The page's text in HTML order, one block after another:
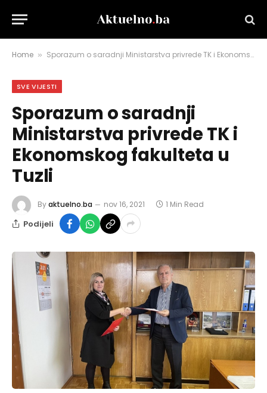
Home » Sporazum o saradnji Ministarstva privrede TK i Ekonomskog fakulteta u Tuzli
SVE VIJESTI
Sporazum o saradnji
Ministarstva privrede TK i
Ekonomskog fakulteta u
Tuzli
Byaktuelno.ba nov 16, 2021 1 Min Read
Podijeli